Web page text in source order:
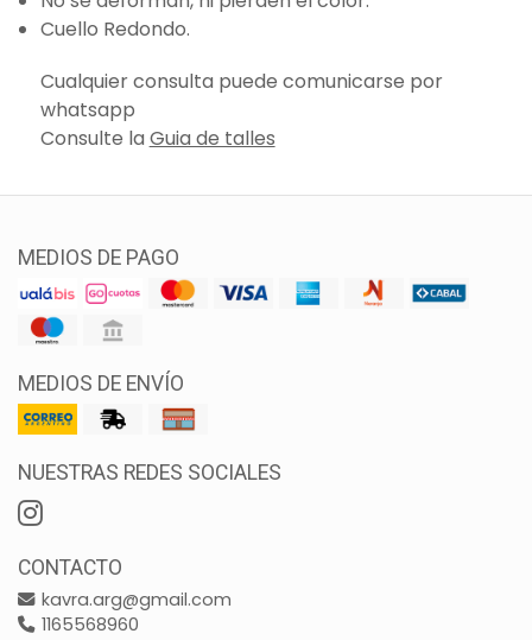
Cuello Redondo.
Cualquier consulta puede comunicarse por
whatsapp
Consulte la Guia de talles
MEDIOS DE PAGO
MEDIOS DE ENVÍO
NUESTRAS REDES SOCIALES
CONTACTO
kavra.arg@gmail.com
1165568960